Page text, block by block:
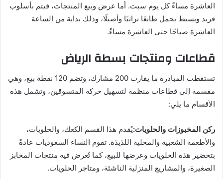
العاشرة مساءً كل يوم سبت. أما عرض وبيع المنتجات، فيتم بأسلوب
فريد وبسيط يحمل طابعًا تراثيًا وأصيلًا، وذلك بداية من الساعة
العاشرة صباحًا حتى العاشرة مساءً.
قطاعات ومنتجات بسطة الرياض
تستقطب المبادرة ما يقارب 200 مشارك، وتضم 120 نقطة بيع، وهي
مقسمة إلى قطاعات منظمة لتسهيل حركة المتسوقين، وتشمل هذه
الأقسام ما يلي:
ركن المخبوزات والحلويات:يُقدم هذا القسم الكعك، والحلويات،
والأطعمة الشعبية والمحلية اللذيذة. تقوم النساء السعوديات عادةً
بتحضير هذه الحلويات وعرضها للبيع، كما تُعرض فيه منتجات المخابز
الصغيرة، والمشاريع المنزلية الناشئة، ومتاجر الحلويات.